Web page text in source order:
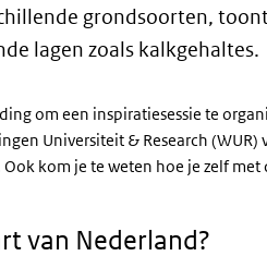
grondsoorten,
lagen zoals kalkgehaltes.
om een inspiratiesessie te
Universiteit & Research (WUR)
kom je te weten hoe je zelf met
van Nederland?